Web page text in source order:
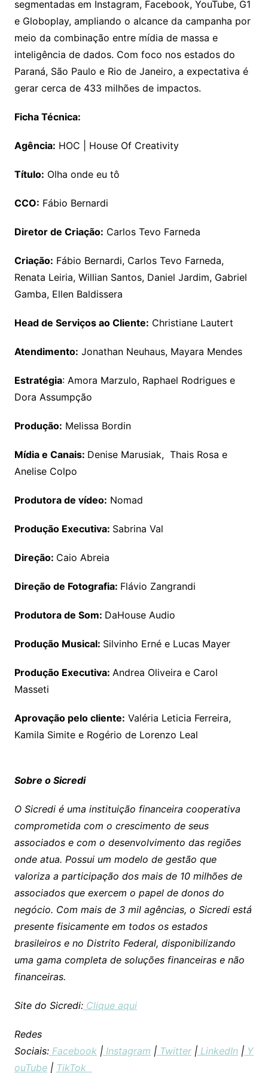
segmentadas em Instagram, Facebook, YouTube, G1
e Globoplay, ampliando o alcance da campanha por
meio da combinação entre mídia de massa e
inteligência de dados. Com foco nos estados do
Paraná, São Paulo e Rio de Janeiro, a expectativa é
gerar cerca de 433 milhões de impactos.
Ficha Técnica:
Agência: HOC | House Of Creativity
Título: Olha onde eu tô
CCO: Fábio Bernardi
Diretor de Criação: Carlos Tevo Farneda
Criação: Fábio Bernardi, Carlos Tevo Farneda,
Renata Leiria, Willian Santos, Daniel Jardim, Gabriel
Gamba, Ellen Baldissera
Head de Serviços ao Cliente: Christiane Lautert
Atendimento: Jonathan Neuhaus, Mayara Mendes
Estratégia: Amora Marzulo, Raphael Rodrigues e
Dora Assumpção
Produção: Melissa Bordin
Mídia e Canais: Denise Marusiak, Thais Rosa e
Anelise Colpo
Produtora de vídeo: Nomad
Produção Executiva: Sabrina Val
Direção: Caio Abreia
Direção de Fotografia: Flávio Zangrandi
Produtora de Som: DaHouse Audio
Produção Musical: Silvinho Erné e Lucas Mayer
Produção Executiva: Andrea Oliveira e Carol
Masseti
Aprovação pelo cliente: Valéria Leticia Ferreira,
Kamila Simite e Rogério de Lorenzo Leal
Sobre o Sicredi
O Sicredi é uma instituição financeira cooperativa
comprometida com o crescimento de seus
associados e com o desenvolvimento das regiões
onde atua. Possui um modelo de gestão que
valoriza a participação dos mais de 10 milhões de
associados que exercem o papel de donos do
negócio. Com mais de 3 mil agências, o Sicredi está
presente fisicamente em todos os estados
brasileiros e no Distrito Federal, disponibilizando
uma gama completa de soluções financeiras e não
financeiras.
Site do Sicredi:Clique aqui
Redes
Sociais:Facebook|Instagram |Twitter|LinkedIn|Y
ouTube| TikTok